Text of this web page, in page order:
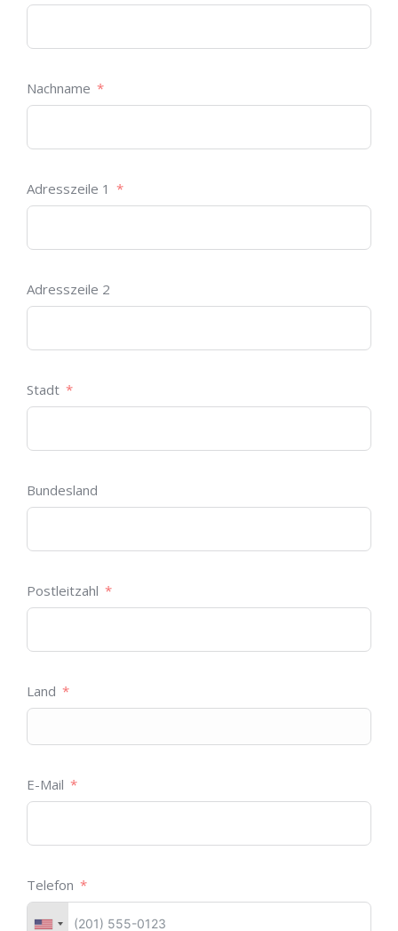
Nachname
Adresszeile 1
Adresszeile 2
Stadt
Bundesland
Postleitzahl
Land
E-Mail
Telefon